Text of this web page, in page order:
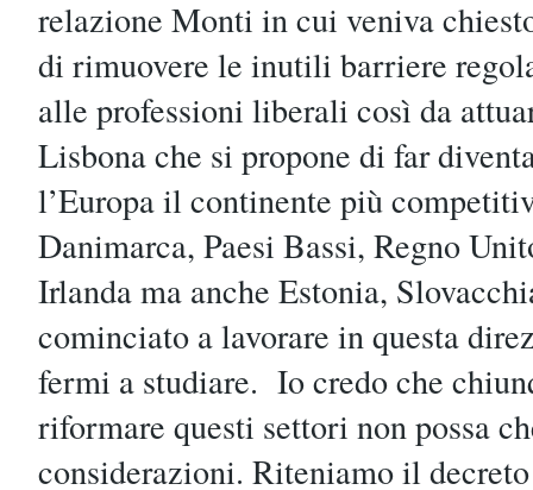
relazione Monti in cui veniva
di rimuovere le inutili barriere
alle professioni liberali così da
Lisbona che si propone di far
l’Europa il continente più
Danimarca, Paesi Bassi, Regno
Irlanda ma anche Estonia,
cominciato a lavorare in questa
fermi a studiare. Io credo che
riformare questi settori non possa
considerazioni. Riteniamo il